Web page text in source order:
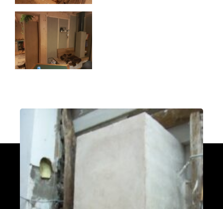
Devay 58300
Poêle de masse L avec petit banc
chauffant
Heusy
Oxalibre S
Portet 64330
Modèle M avec enduit
La Table 73110